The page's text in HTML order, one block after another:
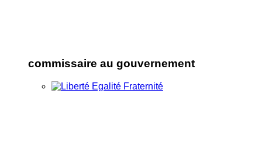
commissaire au gouvernement